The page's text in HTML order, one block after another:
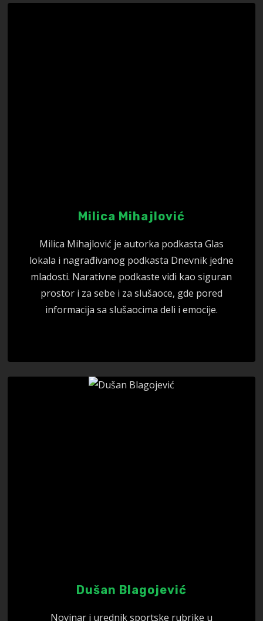
Milica Mihajlović
Milica Mihajlović je autorka podkasta Glas
lokala i nagrađivanog podkasta Dnevnik jedne
mladosti. Narativne podkaste vidi kao siguran
prostor i za sebe i za slušaoce, gde pored
informacija sa slušaocima deli i emocije.
Dušan Blagojević
Novinar i urednik sportske rubrike u